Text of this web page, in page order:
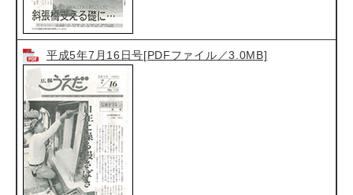
平成5年7月16日号[PDFファイル／3.0MB]